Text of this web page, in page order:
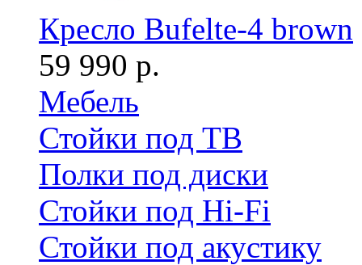
Кресло Bufelte-4 brown
59 990 р.
Мебель
Стойки под ТВ
Полки под диски
Стойки под Hi-Fi
Стойки под акустику